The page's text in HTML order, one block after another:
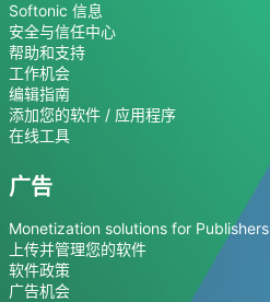
Softonic 信息
安全与信任中心
帮助和支持
工作机会
编辑指南
添加您的软件 / 应用程序
在线工具
广告
Monetization solutions for Publishers
上传并管理您的软件
软件政策
广告机会